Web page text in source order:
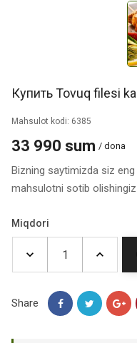
Купить Tovuq filesi
Mahsulot kodi: 6385
33 990 sum / dona
Bizning saytimizda siz
mahsulotni sotib
Miqdori
Share